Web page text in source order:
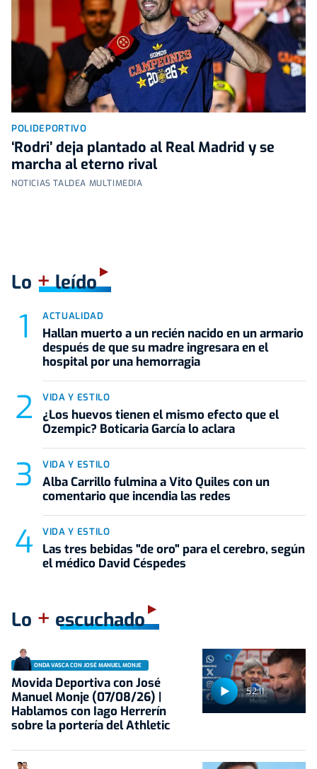
POLIDEPORTIVO
‘Rodri’ deja plantado al Real Madrid y se
marcha al eterno rival
NOTICIAS TALDEA MULTIMEDIA
Lo +leído
ACTUALIDAD
Hallan muerto a un recién nacido en un armario
después de que su madre ingresara en el
hospital por una hemorragia
VIDA Y ESTILO
¿Los huevos tienen el mismo efecto que el
Ozempic? Boticaria García lo aclara
VIDA Y ESTILO
Alba Carrillo fulmina a Vito Quiles con un
comentario que incendia las redes
VIDA Y ESTILO
Las tres bebidas "de oro" para el cerebro, según
el médico David Céspedes
Lo + escuchado
52:11
ONDA VASCA CON JOSÉ MANUEL MONJE
Movida Deportiva con José
Manuel Monje (07/08/26) |
Hablamos con Iago Herrerín
sobre la portería del Athletic